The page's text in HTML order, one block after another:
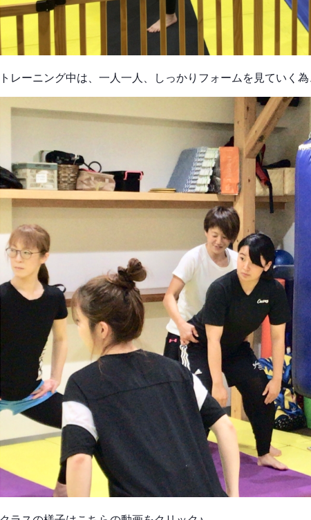
トレーニング中は、一人一人、しっかりフォームを見ていく